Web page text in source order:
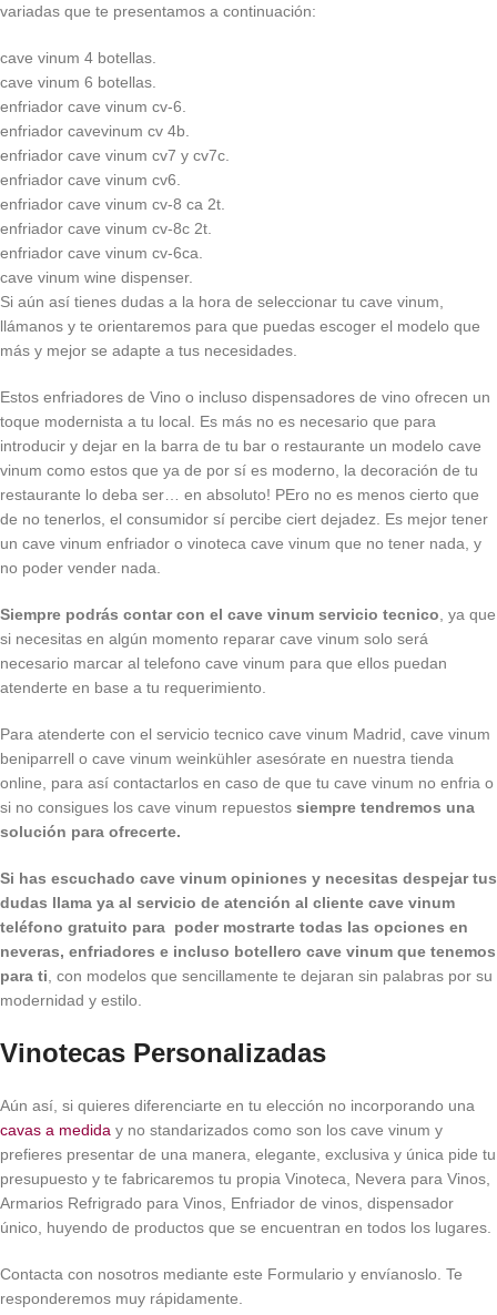
variadas que te presentamos a continuación:
cave vinum 4 botellas.
cave vinum 6 botellas.
enfriador cave vinum cv-6.
enfriador cavevinum cv 4b.
enfriador cave vinum cv7 y cv7c.
enfriador cave vinum cv6.
enfriador cave vinum cv-8 ca 2t.
enfriador cave vinum cv-8c 2t.
enfriador cave vinum cv-6ca.
cave vinum wine dispenser.
Si aún así tienes dudas a la hora de seleccionar tu cave vinum,
llámanos y te orientaremos para que puedas escoger el modelo que
más y mejor se adapte a tus necesidades.
Estos enfriadores de Vino o incluso dispensadores de vino ofrecen un
toque modernista a tu local. Es más no es necesario que para
introducir y dejar en la barra de tu bar o restaurante un modelo cave
vinum como estos que ya de por sí es moderno, la decoración de tu
restaurante lo deba ser… en absoluto! PEro no es menos cierto que
de no tenerlos, el consumidor sí percibe ciert dejadez. Es mejor tener
un cave vinum enfriador o vinoteca cave vinum que no tener nada, y
no poder vender nada.
Siempre podrás contar con el cave vinum servicio tecnico , ya que
si necesitas en algún momento reparar cave vinum solo será
necesario marcar al telefono cave vinum para que ellos puedan
atenderte en base a tu requerimiento.
Para atenderte con el servicio tecnico cave vinum Madrid, cave vinum
beniparrell o cave vinum weinkühler asesórate en nuestra tienda
online, para así contactarlos en caso de que tu cave vinum no enfria o
si no consigues los cave vinum repuestos siempre tendremos una
solución para ofrecerte.
Si has escuchado cave vinum opiniones y necesitas despejar tus
dudas llama ya al servicio de atención al cliente cave vinum
teléfono gratuito para poder mostrarte todas las opciones en
neveras, enfriadores e incluso botellero cave vinum que tenemos
para ti , con modelos que sencillamente te dejaran sin palabras por su
modernidad y estilo.
Vinotecas Personalizadas
Aún así, si quieres diferenciarte en tu elección no incorporando una
cavas a medida y no standarizados como son los cave vinum y
prefieres presentar de una manera, elegante, exclusiva y única pide tu
presupuesto y te fabricaremos tu propia Vinoteca, Nevera para Vinos,
Armarios Refrigrado para Vinos, Enfriador de vinos, dispensador
único, huyendo de productos que se encuentran en todos los lugares.
Contacta con nosotros mediante este Formulario y envíanoslo. Te
responderemos muy rápidamente.